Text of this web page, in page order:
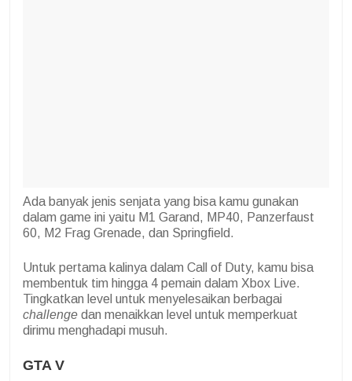
Ada banyak jenis senjata yang bisa kamu gunakan
dalam game ini yaitu M1 Garand, MP40, Panzerfaust
60, M2 Frag Grenade, dan Springfield.
Untuk pertama kalinya dalam Call of Duty, kamu bisa
membentuk tim hingga 4 pemain dalam Xbox Live.
Tingkatkan level untuk menyelesaikan berbagai
challenge dan menaikkan level untuk memperkuat
dirimu menghadapi musuh.
GTA V